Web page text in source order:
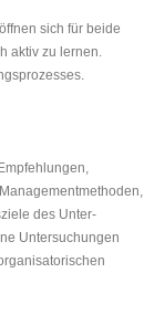
sich für beide
aktiv zu lernen.
des Unter­
Unter­suchungen